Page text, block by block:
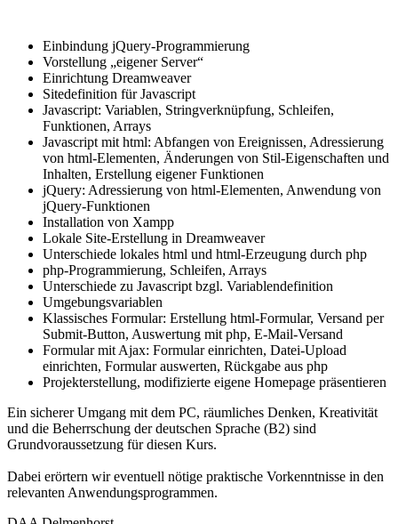
Einbindung jQuery-Programmierung
Vorstellung „eigener Server“
Einrichtung Dreamweaver
Sitedefinition für Javascript
Javascript: Variablen, Stringverknüpfung, Schleifen,
Funktionen, Arrays
Javascript mit html: Abfangen von Ereignissen, Adressierung
von html-Elementen, Änderungen von Stil-Eigenschaften und
Inhalten, Erstellung eigener Funktionen
jQuery: Adressierung von html-Elementen, Anwendung von
jQuery-Funktionen
Installation von Xampp
Lokale Site-Erstellung in Dreamweaver
Unterschiede lokales html und html-Erzeugung durch php
php-Programmierung, Schleifen, Arrays
Unterschiede zu Javascript bzgl. Variablendefinition
Umgebungsvariablen
Klassisches Formular: Erstellung html-Formular, Versand per
Submit-Button, Auswertung mit php, E-Mail-Versand
Formular mit Ajax: Formular einrichten, Datei-Upload
einrichten, Formular auswerten, Rückgabe aus php
Projekterstellung, modifizierte eigene Homepage präsentieren
Ein sicherer Umgang mit dem PC, räumliches Denken, Kreativität
und die Beherrschung der deutschen Sprache (B2) sind
Grundvoraussetzung für diesen Kurs.
Dabei erörtern wir eventuell nötige praktische Vorkenntnisse in den
relevanten Anwendungsprogrammen.